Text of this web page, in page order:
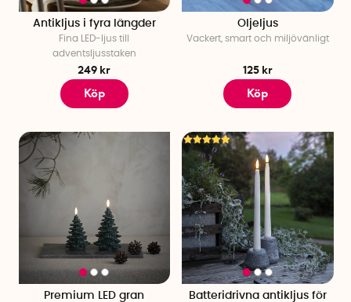
Antikljus i fyra längder
Fina LED-ljus till
adventsljusstaken
249 kr
Köp
Oljeljus
Vackert, smart och miljövänligt
125 kr
Köp
Premium LED gran
Batteridrivna antikljus för